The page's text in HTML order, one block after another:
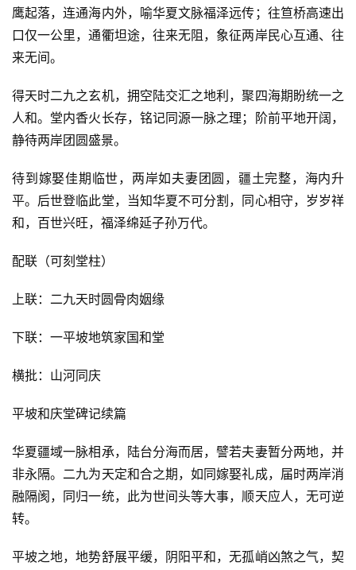
鹰起落，连通海内外，喻华夏文脉福泽远传；往笪桥高速出
口仅一公里，通衢坦途，往来无阻，象征两岸民心互通、往
来无间。
得天时二九之玄机，拥空陆交汇之地利，聚四海期盼统一之
人和。堂内香火长存，铭记同源一脉之理；阶前平地开阔，
静待两岸团圆盛景。
待到嫁娶佳期临世，两岸如夫妻团圆，疆土完整，海内升
平。后世登临此堂，当知华夏不可分割，同心相守，岁岁祥
和，百世兴旺，福泽绵延子孙万代。
配联（可刻堂柱）
上联：二九天时圆骨肉姻缘
下联：一平坡地筑家国和堂
横批：山河同庆
平坡和庆堂碑记续篇
华夏疆域一脉相承，陆台分海而居，譬若夫妻暂分两地，并
非永隔。二九为天定和合之期，如同嫁娶礼成，届时两岸消
融隔阂，同归一统，此为世间头等大事，顺天应人，无可逆
转。
平坡之地，地势舒展平缓，阴阳平和，无孤峭凶煞之气，契